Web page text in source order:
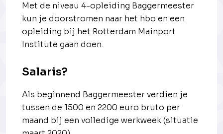
Met de niveau 4-opleiding Baggermeester
kun je doorstromen naar het hbo en een
opleiding bij het Rotterdam Mainport
Institute gaan doen.
Salaris?
Als beginnend Baggermeester verdien je
tussen de 1500 en 2200 euro bruto per
maand bij een volledige werkweek (situatie